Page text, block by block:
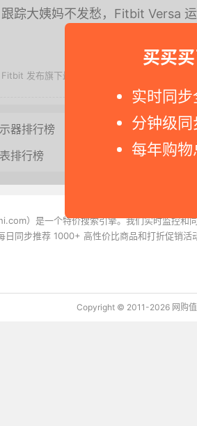
买买
实时同
分钟级
每年购
跟踪大姨妈不发愁，Fitbit Versa
Fitbit 发布旗下最新的智能手表 Versa，该表拥
器排行榜
排行榜
）是一个特价搜索引擎。我们实时监控和
日同步推荐 1000+ 高性价比商品和打折促销
Copyright © 2011-2026 网购